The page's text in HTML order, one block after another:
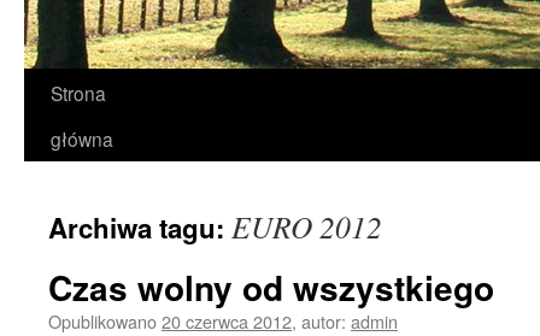
Strona
główna
Archiwa tagu: EURO 2012
Czas wolny od wszystkiego
Opublikowano20 czerwca 2012, autor: admin